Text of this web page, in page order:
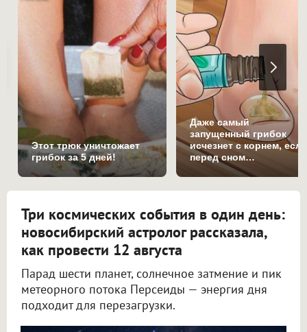
Этот трюк уничтожает
грибок за 5 дней!
Даже самый
запущенный грибок
исчезнет с корнем,
перед сном…
Три космических события в один день:
новосибирский астролог рассказала,
как провести 12 августа
Парад шести планет, солнечное затмение и пик
метеорного потока Персеиды — энергия дня
подходит для перезагрузки.